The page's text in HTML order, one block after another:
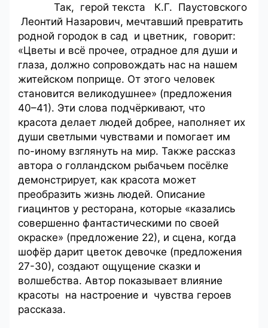
Так, герой текста К.Г. Паустовского
Леонтий Назарович, мечтавший превратить
родной городок в сад и цветник, говорит:
«Цветы и всё прочее, отрадное для души и
глаза, должно сопровождать нас на нашем
житейском поприще. От этого человек
становится великодушнее» (предложения
40–41). Эти слова подчёркивают, что
красота делает людей добрее, наполняет их
души светлыми чувствами и помогает им
по-иному взглянуть на мир. Также рассказ
автора о голландском рыбачьем посёлке
демонстрирует, как красота может
преобразить жизнь людей. Описание
гиацинтов у ресторана, которые «казались
совершенно фантастическими по своей
окраске» (предложение 22), и сцена, когда
шофёр дарит цветок девочке (предложения
27-30), создают ощущение сказки и
волшебства. Автор показывает влияние
красоты на настроение и чувства героев
рассказа.